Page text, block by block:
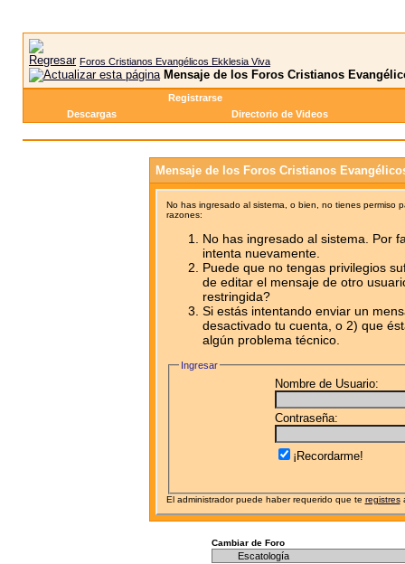
Foros Cristianos Evangélicos Ekklesia Viva
Mensaje de los Foros Cristianos
Registrarse
Descargas
Directorio de Videos
Mensaje de los Foros Cristianos
No has ingresado al sistema, o bien, no tienes permiso
razones:
No has ingresado al sistema. Por
intenta nuevamente.
Puede que no tengas privilegios
de editar el mensaje de otro
restringida?
Si estás intentando enviar un
desactivado tu cuenta, o 2) que
algún problema técnico.
Ingresar
Nombre de Usuario:
Contraseña:
¡Recordarme!
El administrador puede haber requerido que te registres
Cambiar de Foro